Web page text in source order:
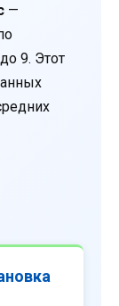
—
9. Этот